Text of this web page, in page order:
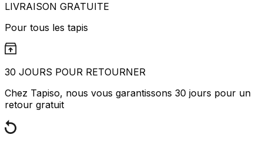
LIVRAISON GRATUITE
Pour tous les tapis
30 JOURS POUR RETOURNER
Chez Tapiso, nous vous garantissons 30 jours pour un
retour gratuit